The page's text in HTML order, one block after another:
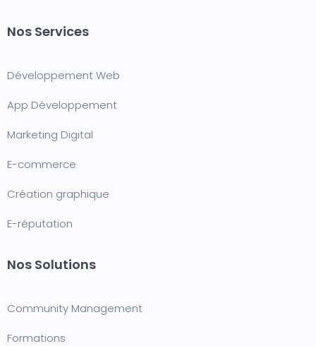
Nos Services
Développement Web
App Développement
Marketing Digital
E-commerce
Création graphique
E-réputation
Nos Solutions
Community Management
Formations